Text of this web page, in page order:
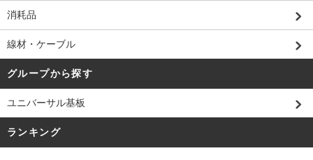
消耗品
線材・ケーブル
グループから探す
ユニバーサル基板
ランキング